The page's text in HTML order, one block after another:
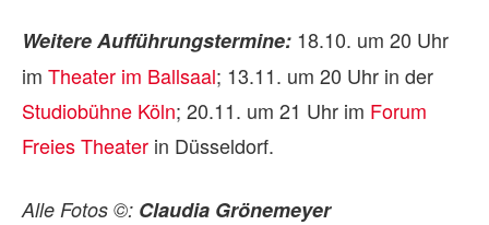
Weitere Aufführungstermine: 18.10. um 20 Uhr
im Theater im Ballsaal; 13.11. um 20 Uhr in der
Studiobühne Köln; 20.11. um 21 Uhr im Forum
Freies Theater in Düsseldorf.
Alle Fotos ©: Claudia Grönemeyer